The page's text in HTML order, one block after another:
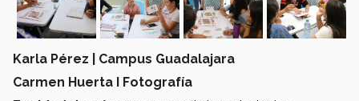
Karla Pérez | Campus Guadalajara
Carmen Huerta I Fotografía